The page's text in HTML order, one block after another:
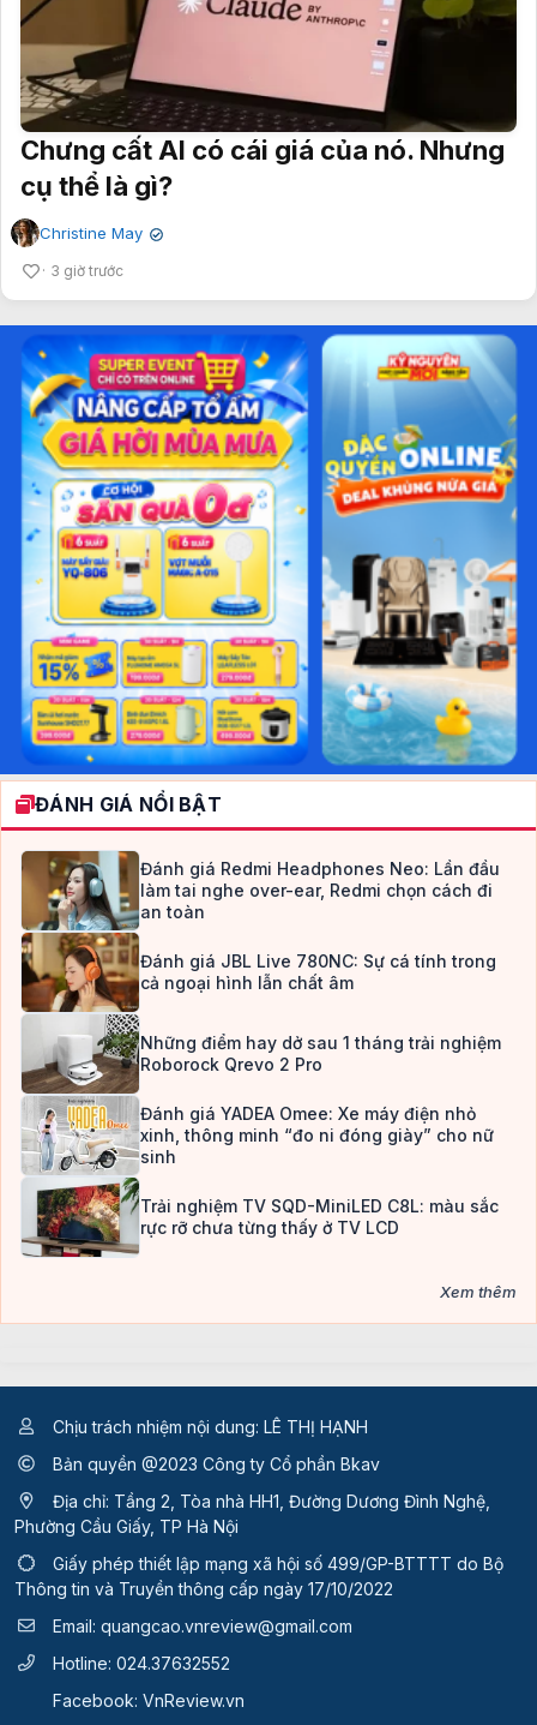
Chưng cất AI có cái giá của nó. Nhưng
cụ thể là gì?
Christine May ✔
3 giờ trước
ĐÁNH GIÁ NỔI BẬT
Đánh giá Redmi Headphones Neo: Lần đầu
làm tai nghe over-ear, Redmi chọn cách đi
an toàn
Đánh giá JBL Live 780NC: Sự cá tính trong
cả ngoại hình lẫn chất âm
Những điểm hay dở sau 1 tháng trải nghiệm
Roborock Qrevo 2 Pro
Đánh giá YADEA Omee: Xe máy điện nhỏ
xinh, thông minh “đo ni đóng giày” cho nữ
sinh
Trải nghiệm TV SQD-MiniLED C8L: màu sắc
rực rỡ chưa từng thấy ở TV LCD
Xem thêm
Chịu trách nhiệm nội dung: LÊ THỊ HẠNH
Bản quyền @2023 Công ty Cổ phần Bkav
Địa chỉ: Tầng 2, Tòa nhà HH1, Đường Dương Đình Nghệ,
Phường Cầu Giấy, TP Hà Nội
Giấy phép thiết lập mạng xã hội số 499/GP-BTTTT do Bộ
Thông tin và Truyền thông cấp ngày 17/10/2022
Email: quangcao.vnreview@gmail.com
Hotline: 024.37632552
Facebook: VnReview.vn